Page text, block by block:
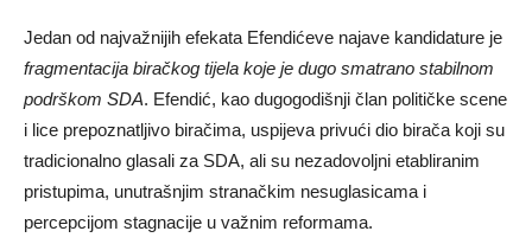
Jedan od najvažnijih efekata Efendićeve najave kandidature je
fragmentacija biračkog tijela koje je dugo smatrano stabilnom
podrškom SDA. Efendić, kao dugogodišnji član političke scene
i lice prepoznatljivo biračima, uspijeva privući dio birača koji su
tradicionalno glasali za SDA, ali su nezadovoljni etabliranim
pristupima, unutrašnjim stranačkim nesuglasicama i
percepcijom stagnacije u važnim reformama.